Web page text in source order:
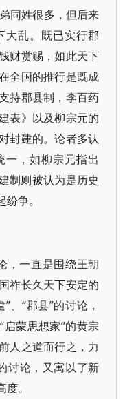
同姓很多，但后来
大乱。既已实行郡
财赏赐，如此天下
全国的推行是既成
持郡县制，李百药
表》以及柳宗元的
封建的。论者多认
一，如柳宗元指出
制则被认为是历史
争。
，一直是围绕王朝
祚长久天下安定的
、“郡县”的讨论，
蒙思想家”的黄宗
人之道而行之，力
讨论，又寓以了新
。